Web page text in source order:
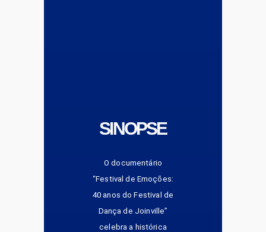
SINOPSE
O documentário
“Festival de Emoções:
40 anos do Festival de
Dança de Joinville”
celebra a histórica